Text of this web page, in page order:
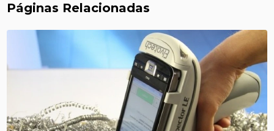
Páginas Relacionadas